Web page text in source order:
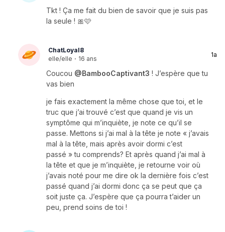
Tkt ! Ça me fait du bien de savoir que je suis pas
la seule ! 🎀🩷
ChatLoyal8
elle/elle · 16 ans
1a
Coucou @BambooCaptivant3 ! J’espère que tu
vas bien
je fais exactement la même chose que toi, et le
truc que j’ai trouvé c’est que quand je vis un
symptôme qui m’inquiète, je note ce qu’il se
passe. Mettons si j’ai mal à la tête je note « j’avais
mal à la tête, mais après avoir dormi c’est
passé » tu comprends? Et après quand j’ai mal à
la tête et que je m’inquiète, je retourne voir où
j’avais noté pour me dire ok la dernière fois c’est
passé quand j’ai dormi donc ça se peut que ça
soit juste ça. J’espère que ça pourra t’aider un
peu, prend soins de toi !